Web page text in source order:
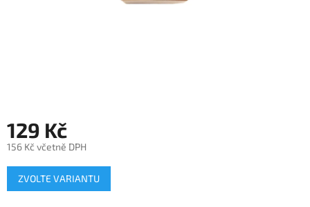
129 Kč
156 Kč včetně DPH
Měrná
cena:
ZVOLTE VARIANTU